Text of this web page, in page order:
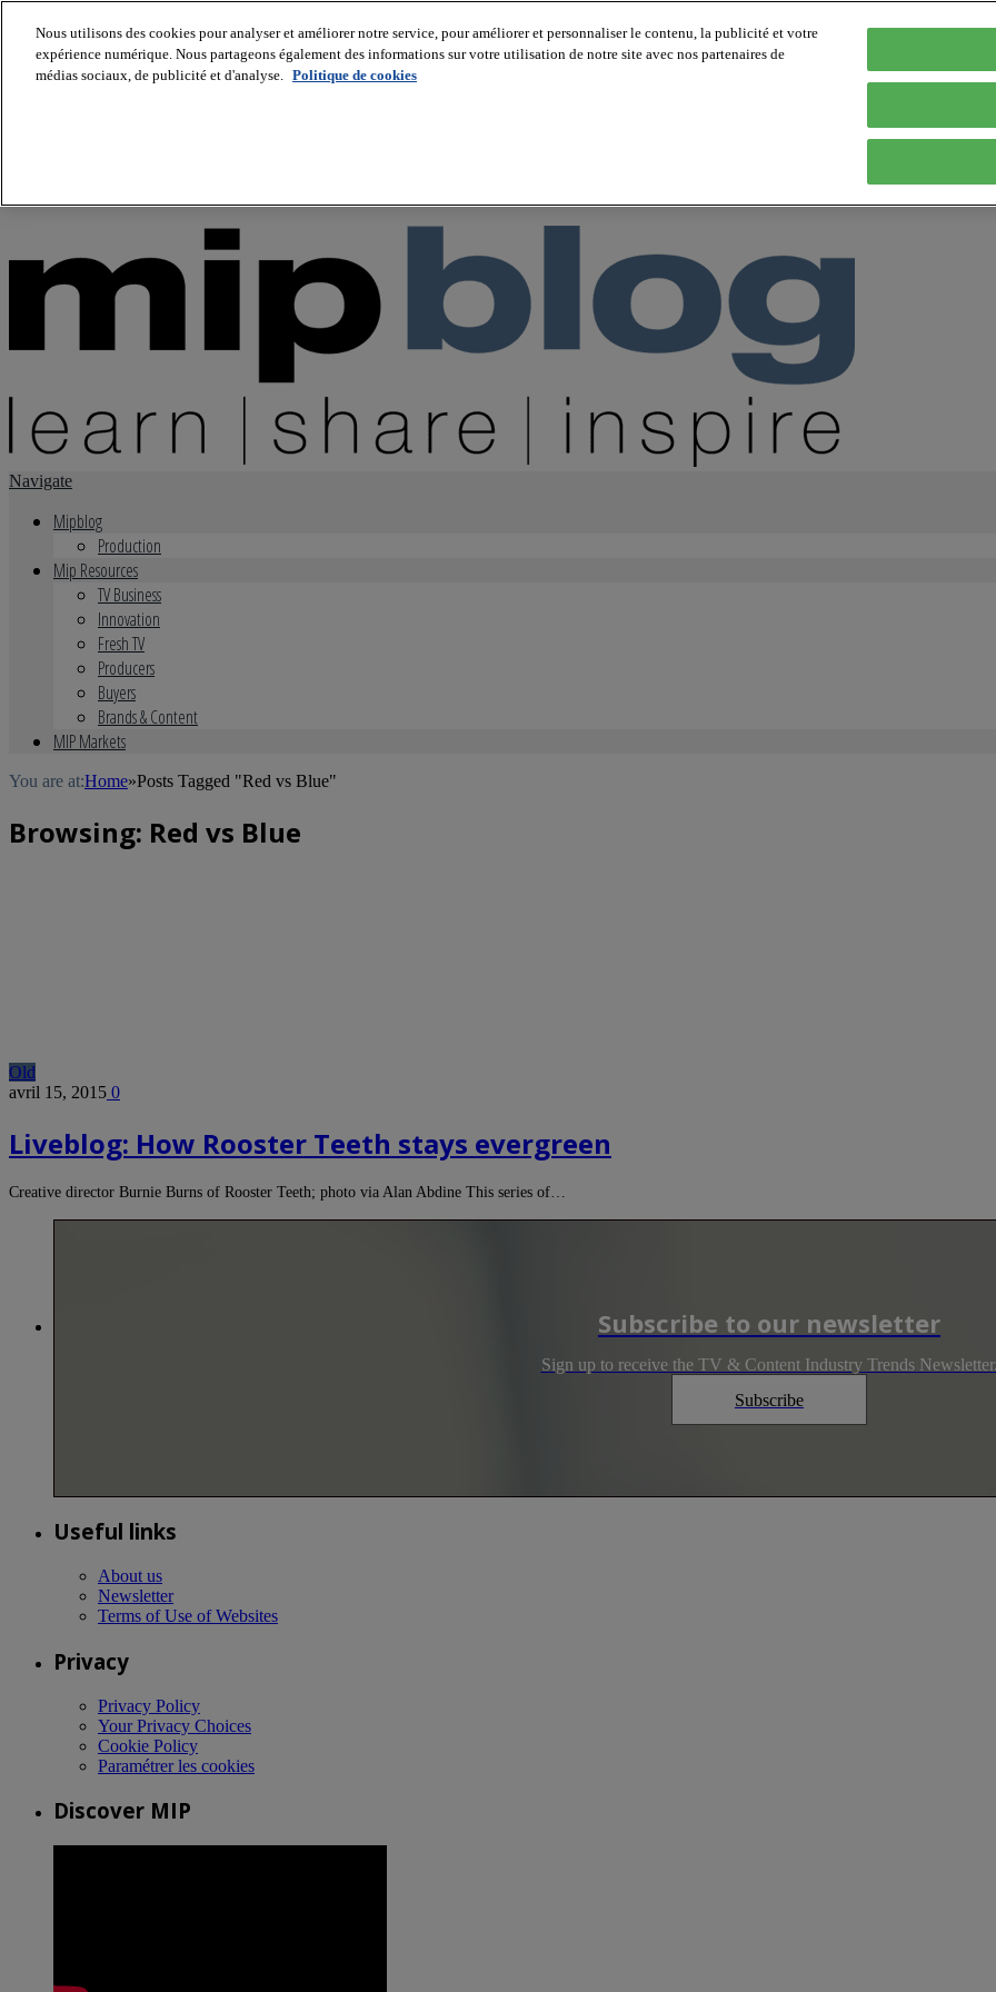
About us
Navigate
Mipblog
Production
Mip Resources
TV Business
Innovation
Fresh TV
Producers
Buyers
Brands & Content
MIP Markets
You are at:Home»Posts Tagged "Red vs Blue"
Browsing: Red vs Blue
Old
avril 15, 2015 0
Liveblog: How Rooster Teeth stays evergreen
Creative director Burnie Burns of Rooster Teeth; photo via Alan Abdine This series of…
Subscribe to our newsletter
Sign up to receive the TV & Content Industry Trends
Subscribe
Useful links
About us
Newsletter
Terms of Use of Websites
Privacy
Privacy Policy
Your Privacy Choices
Cookie Policy
Paramétrer les cookies
Discover MIP
Nous utilisons des cookies pour analyser et améliorer notre service, pour améliorer et personnaliser le contenu, la publicité et votre
expérience numérique. Nous partageons également des informations sur votre utilisation de notre site avec nos partenaires de
médias sociaux, de publicité et d'analyse. Politique de cookies